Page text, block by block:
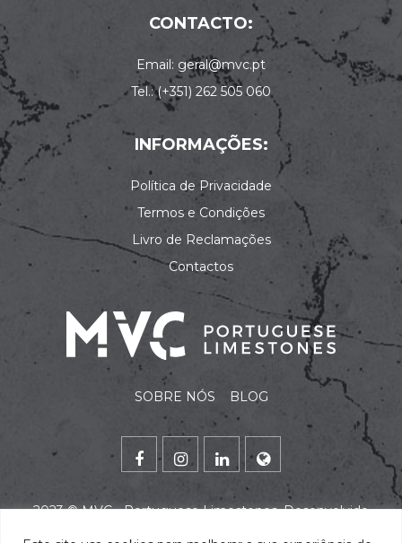
CONTACTO:
Email: geral@mvc.pt
Tel.: (+351) 262 505 060
INFORMAÇÕES:
Política de Privacidade
Termos e Condições
Livro de Reclamações
Contactos
SOBRE NÓS BLOG
2023 ©MVC - Portuguese Limestones. Desenvolvido